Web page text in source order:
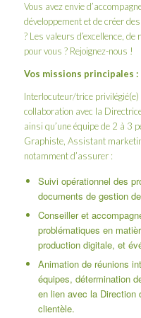
Vous avez envie
développement et de créer
? Les valeurs d’excellence,
pour vous ? Rejoignez-nous !
Vos missions principales :
Interlocuteur/trice
collaboration avec la
ainsi qu’une équipe de 2 à 3
Graphiste, Assistant
notamment d’assurer :
Suivi opérationnel des
documents de gestion
Conseiller et
problématiques en
production digitale, et
Animation de réunions
équipes, détermination
en lien avec la Direction
clientèle.